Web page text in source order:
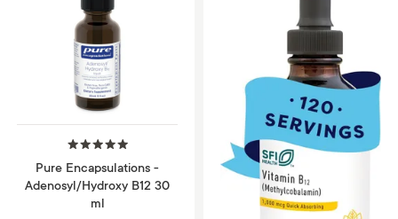
Pure Encapsulations -
Adenosyl/Hydroxy B12 30
ml